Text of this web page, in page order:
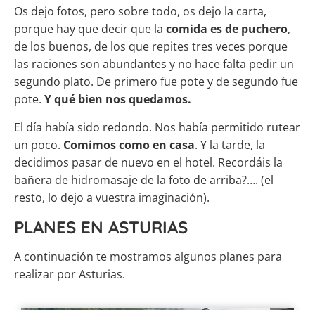
Os dejo fotos, pero sobre todo, os dejo la carta,
porque hay que decir que la comida es de puchero,
de los buenos, de los que repites tres veces porque
las raciones son abundantes y no hace falta pedir un
segundo plato. De primero fue pote y de segundo fue
pote. Y qué bien nos quedamos.
El día había sido redondo. Nos había permitido rutear
un poco. Comimos como en casa. Y la tarde, la
decidimos pasar de nuevo en el hotel. Recordáis la
bañera de hidromasaje de la foto de arriba?…. (el
resto, lo dejo a vuestra imaginación).
PLANES EN ASTURIAS
A continuación te mostramos algunos planes para
realizar por Asturias.